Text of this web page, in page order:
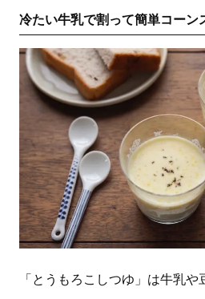
冷たい牛乳で割って簡単コーン
「とうもろこしつゆ」は牛乳